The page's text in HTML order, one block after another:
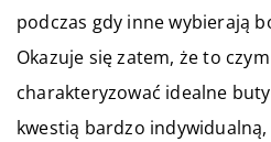
podczas gdy inne wybierają
Okazuje się zatem, że to
charakteryzować idealne
kwestią bardzo